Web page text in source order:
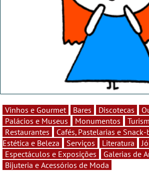
Vinhos e Gourmet Bares Discotecas
Palácios e Museus
Monumentos
Restaurantes
Cafés, Pastelarias e Snack-
Estética e Beleza
Serviços Literatura
Espectáculos e Exposições
Galerias de
Bijuteria e Acessórios de Moda